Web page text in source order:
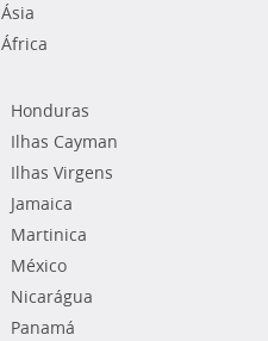
Ásia
África
Honduras
Ilhas Cayman
Ilhas Virgens
Jamaica
Martinica
México
Nicarágua
Panamá